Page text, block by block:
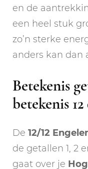
en de
een heel stuk
zo’n sterke
anders kan dan
Betekenis
betekenis
De 12/12
de getallen 1, 2
gaat over je